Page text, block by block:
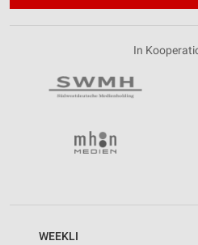
In
WEEKLI